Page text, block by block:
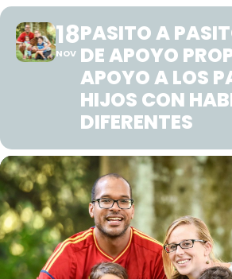
18
NOV
PASITO A
DE APOYO
APOYO A LOS
HIJOS CON
DIFERENTES